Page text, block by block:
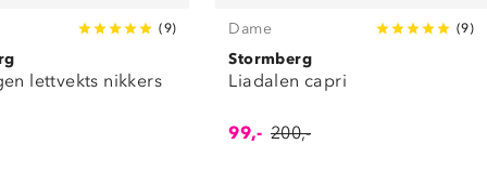
(9)
lettvekts nikkers
Dame (9)
Stormberg
Liadalen capri
99,- 200,-